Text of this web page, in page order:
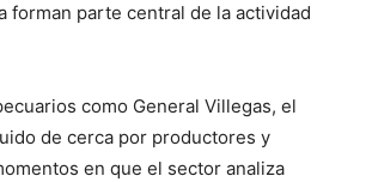
forman parte central de la actividad
como General Villegas, el
de cerca por productores y
en que el sector analiza